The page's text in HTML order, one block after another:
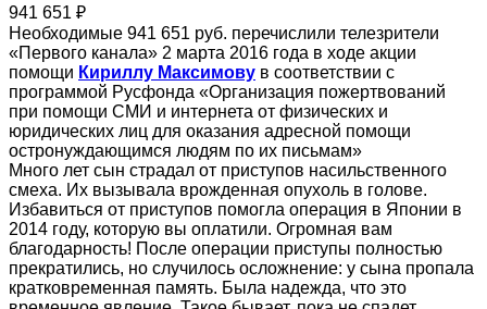
941 651 ₽
Необходимые 941 651 руб. перечислили телезрители
«Первого канала» 2 марта 2016 года в ходе акции
помощи Кириллу Максимову в соответствии с
программой Русфонда «Организация пожертвований
при помощи СМИ и интернета от физических и
юридических лиц для оказания адресной помощи
остронуждающимся людям по их письмам»
Много лет сын страдал от приступов насильственного
смеха. Их вызывала врожденная опухоль в голове.
Избавиться от приступов помогла операция в Японии в
2014 году, которую вы оплатили. Огромная вам
благодарность! После операции приступы полностью
прекратились, но случилось осложнение: у сына пропала
кратковременная память. Была надежда, что это